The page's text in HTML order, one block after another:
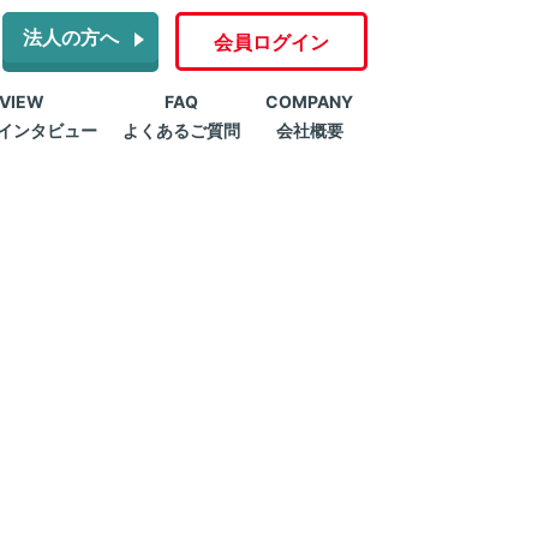
法人の方へ 会員ログイン
ンタビュー
FAQ
よくあるご質問
COMPANY
会社概要